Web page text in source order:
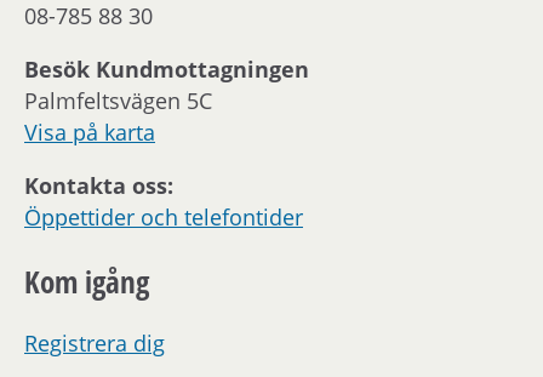
08-785 88 30
Besök Kundmottagningen
Palmfeltsvägen 5C
Visa på karta
Kontakta oss:
Öppettider och telefontider
Kom igång
Registrera dig